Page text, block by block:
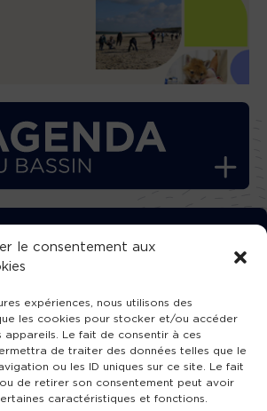
le consentement aux
expériences, nous utilisons des
les cookies pour stocker et/ou accéder
appareils. Le fait de consentir à ces
de traiter des données telles que le
ou les ID uniques sur ce site. Le fait
de retirer son consentement peut avoir
caractéristiques et fonctions.
GRATUITEMENT
TVBA !
SUIVEZ-NOUS !